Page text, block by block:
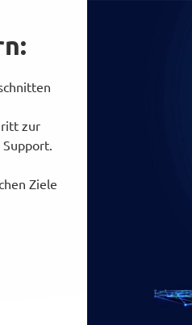
zur
Ziele